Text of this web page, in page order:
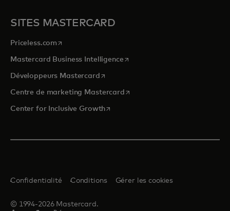
SITES MASTERCARD
Priceless.com s’ouvre dans un nouvel onglet
Mastercard Business Intelligences’ouvre dans un nouvel onglet
Développeurs Mastercards’ouvre dans un nouvel onglet
Centre de marketing Mastercards’ouvre dans un nouvel onglet
Center for Inclusive Growths’ouvre dans un nouvel onglet
© 1994-2026 Mastercard.
Confidentialité Conditions Gérer les cookies